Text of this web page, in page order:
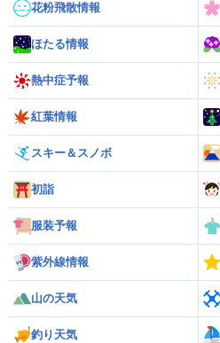
花粉飛散情報
ほたる情報
熱中症予報
紅葉情報
スキー＆スノボ
初詣
服装予報
紫外線情報
山の天気
釣り天気